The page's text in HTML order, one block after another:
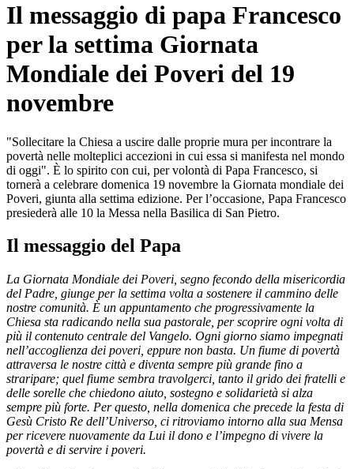
Il messaggio di papa Francesco
per la settima Giornata
Mondiale dei Poveri del 19
novembre
"Sollecitare la Chiesa a uscire dalle proprie mura per incontrare la
povertà nelle molteplici accezioni in cui essa si manifesta nel mondo
di oggi". È lo spirito con cui, per volontà di Papa Francesco, si
tornerà a celebrare domenica 19 novembre la Giornata mondiale dei
Poveri, giunta alla settima edizione. Per l’occasione, Papa Francesco
presiederà alle 10 la Messa nella Basilica di San Pietro.
Il messaggio del Papa
La Giornata Mondiale dei Poveri, segno fecondo della misericordia
del Padre, giunge per la settima volta a sostenere il cammino delle
nostre comunità. È un appuntamento che progressivamente la
Chiesa sta radicando nella sua pastorale, per scoprire ogni volta di
più il contenuto centrale del Vangelo. Ogni giorno siamo impegnati
nell’accoglienza dei poveri, eppure non basta. Un fiume di povertà
attraversa le nostre città e diventa sempre più grande fino a
straripare; quel fiume sembra travolgerci, tanto il grido dei fratelli e
delle sorelle che chiedono aiuto, sostegno e solidarietà si alza
sempre più forte. Per questo, nella domenica che precede la festa di
Gesù Cristo Re dell’Universo, ci ritroviamo intorno alla sua Mensa
per ricevere nuovamente da Lui il dono e l’impegno di vivere la
povertà e di servire i poveri.